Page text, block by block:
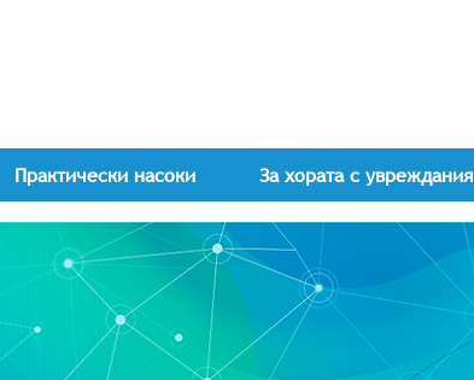
Практически насоки За хората с увреждания